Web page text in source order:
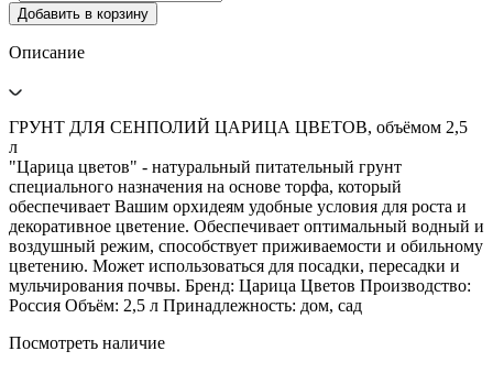
Добавить в корзину
Описание
ГРУНТ ДЛЯ СЕНПОЛИЙ ЦАРИЦА ЦВЕТОВ, объёмом 2,5
л
"Царица цветов" - натуральный питательный грунт
специального назначения на основе торфа, который
обеспечивает Вашим орхидеям удобные условия для роста и
декоративное цветение. Обеспечивает оптимальный водный и
воздушный режим, способствует приживаемости и обильному
цветению. Может использоваться для посадки, пересадки и
мульчирования почвы. Бренд: Царица Цветов Производство:
Россия Объём: 2,5 л Принадлежность: дом, сад
Посмотреть наличие